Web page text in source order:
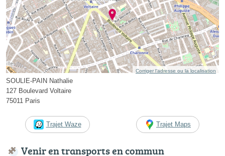
Corriger l’adresse ou la localisation
SOULIE-PAIN Nathalie
127 Boulevard Voltaire
75011 Paris
Trajet Waze Trajet Maps
Venir en transports en commun